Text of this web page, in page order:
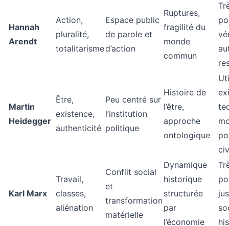
Hannah
Arendt
Action,
pluralité,
totalitarisme
Espace public
de parole et
d’action
Ruptures,
fragilité du
monde
commun
Martin
Heidegger
Être,
existence,
authenticité
Peu centré sur
l’institution
politique
Histoire de
l’être,
approche
ontologique
Karl Marx
Travail,
classes,
aliénation
Conflit social
et
transformation
matérielle
Dynamique
historique
structurée
par
l’économie